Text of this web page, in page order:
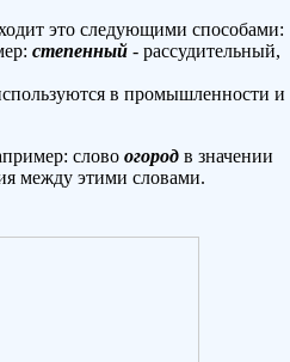
это следующими способами:
степенный - рассудительный,
в промышленности и
слово огород в значении
между этими словами.